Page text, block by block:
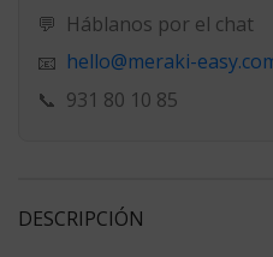
💬 Háblanos por el chat
📧 hello@meraki-
📞 931 80 10 85
DESCRIPCIÓN